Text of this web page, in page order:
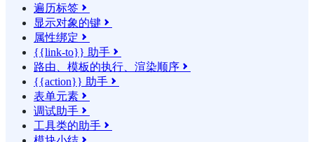
遍历标签 
显示对象的键 
属性绑定 
{{link-to}} 助手 
路由、模板的执行、渲染顺序 
{{action}} 助手 
表单元素 
调试助手 
工具类的助手 